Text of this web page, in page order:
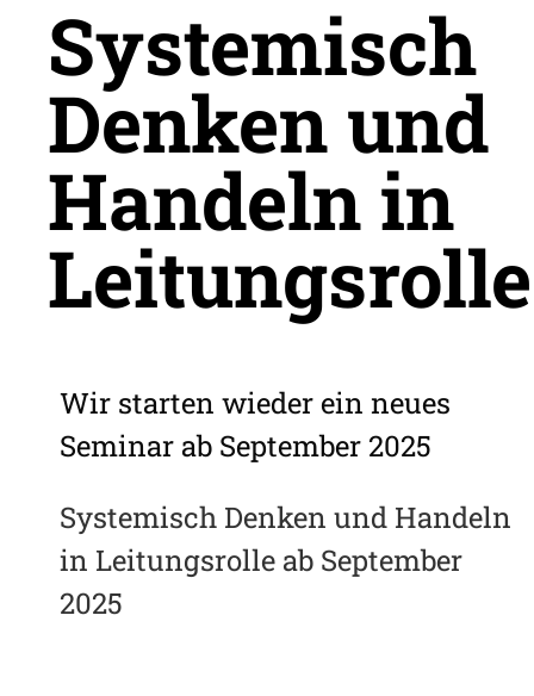
Systemisch
Denken und
Handeln in
Leitungsrolle
Wir starten wieder ein neues
Seminar ab September 2025
Systemisch Denken und Handeln
in Leitungsrolle ab September
2025